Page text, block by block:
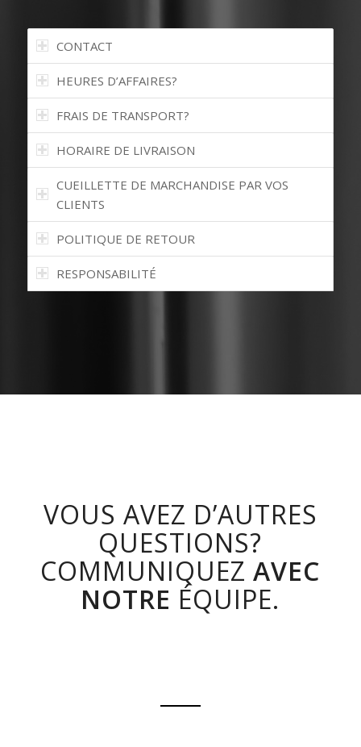
CONTACT
HEURES D’AFFAIRES?
FRAIS DE TRANSPORT?
HORAIRE DE LIVRAISON
CUEILLETTE DE MARCHANDISE PAR VOS
CLIENTS
POLITIQUE DE RETOUR
RESPONSABILITÉ
VOUS AVEZ D’AUTRES
QUESTIONS?
COMMUNIQUEZAVEC
NOTRE ÉQUIPE.